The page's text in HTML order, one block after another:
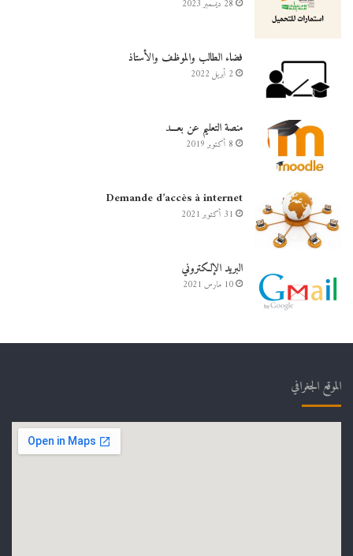
28 ديسمبر 2023
فضاء الطالب والموظف والأستاذ
2 أبريل 2022
منصة التعليم عن بعـــد
8 أكتوبر 2019
Demande d’accès à internet
31 أكتوبر 2021
البريد الإلكتروني
10 مارس 2021
الموقع الجغرافي